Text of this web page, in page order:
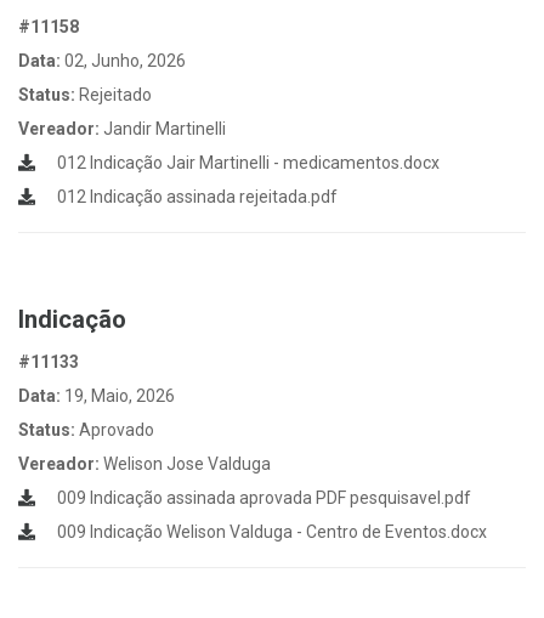
#11158
Data: 02, Junho, 2026
Status: Rejeitado
Vereador: Jandir Martinelli
012 Indicação Jair Martinelli - medicamentos.docx
012 Indicação assinada rejeitada.pdf
Indicação
#11133
Data: 19, Maio, 2026
Status: Aprovado
Vereador: Welison Jose Valduga
009 Indicação assinada aprovada PDF pesquisavel.pdf
009 Indicação Welison Valduga - Centro de Eventos.docx